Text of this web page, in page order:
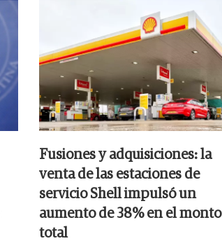
Fusiones y adquisiciones: la
venta de las estaciones de
servicio Shell impulsó un
aumento de 38% en el monto
total